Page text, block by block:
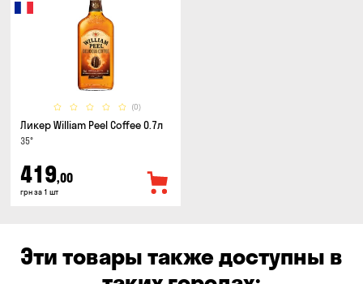
(0)
Ликер William Peel Coffee 0.7л
35°
419,00
грн за 1 шт
Эти товары также доступны в